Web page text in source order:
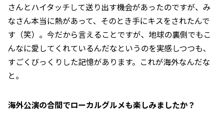
さんとハイタッチして送り出す機会があったのですが、み
なさん本当に熱があって、そのとき手にキスをされたんで
す（笑）。今だから言えることですが、地球の裏側でもこ
んなに愛してくれているんだなというのを実感しつつも、
すごくびっくりした記憶があります。これが海外なんだな
と。
――海外公演の合間でローカルグルメも楽しみましたか？